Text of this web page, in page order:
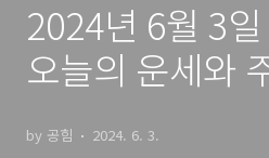
2024년 6월 3
오늘의 운세와
by 공힘 2024. 6. 3.